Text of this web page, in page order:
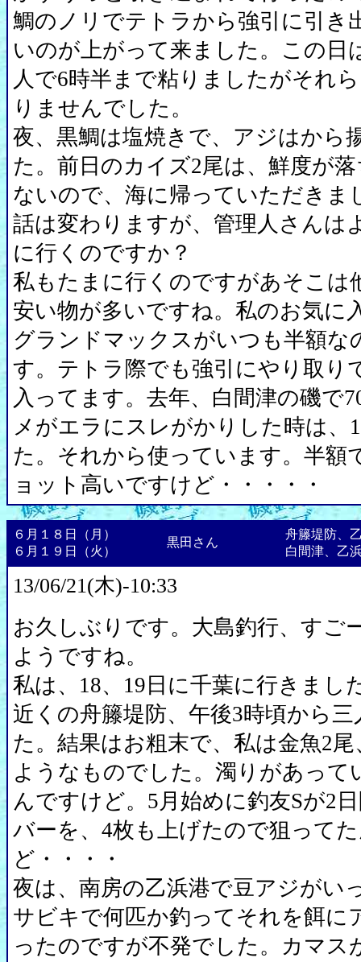
鯛のノリでテトラから強引に引き
いのが上がって来ました。この日
人で6時半まで粘りましたがそれ
りませんでした。
夜、黒鯛は塩焼きで、アジはから
た。前日のカイズ2尾は、鮮度が
ないので、海に帰っていただきま
話は変わりますが、管理人さんは
に行くのですか？
私もたまに行くのですがあそこは
安い物が多いですね。私のお気に
グランドマックスがいつも半額な
す。テトラ際でも強引にやり取り
入ってます。去年、白間津の磯で
メがエラにスレがかりした時は、
た。それから使っています。半額
ョット高いですけど・・・・・
６月１８日（月）
６月１９日（火）
黒田さん
舟籐堤防、
白間津、乙
13/06/21(木)-10:33
お久しぶりです。大島釣行、すご
ようですね。
私は、18、19日に千葉に行きまし
近くの舟籐堤防、午後3時頃から
た。結果はお粗末で、私は金魚2
ようなものでした。濁りがあって
んですけど。5月始めに釣友Sが2
バーを、4枚も上げたので狙って
ど・・・・
夜は、南房の乙浜港で豆アジがい
サビキで何匹か釣ってそれを餌に
ったのですが不発でした。カマス